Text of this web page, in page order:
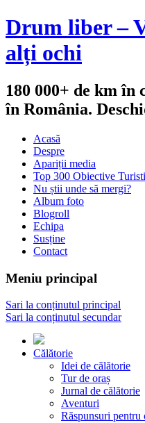
Drum liber –
alți ochi
180 000+ de km în
în România.
Acasă
Despre
Apariții media
Top 300 Obiective
Nu știi unde să mergi?
Album foto
Blogroll
Echipa
Susține
Contact
Meniu principal
Sari la conținutul principal
Sari la conținutul secundar
Călătorie
Idei de călătorie
Tur de oraș
Jurnal de călătorie
Aventuri
Răspunsuri pentru